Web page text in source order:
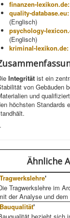
finanzen-
quality-
(Englisch)
psychology-
(Englisch)
kriminal-
Integrität ist ein
von Gebäuden
und
höchsten Standards
Ähnliche
Tragwerkslehre'
Tragwerkslehre im
der Analyse und
Bauqualität'